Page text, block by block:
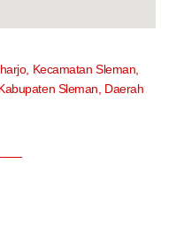
Kecamatan Sleman,
Sleman, Daerah